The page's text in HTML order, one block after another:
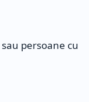
persoane cu